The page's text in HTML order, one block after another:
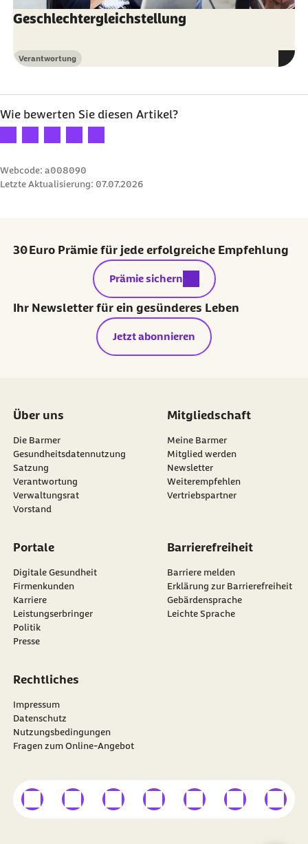
Geschlechtergleichstellung
Kategorie
Verantwortung
Wie bewerten Sie diesen Artikel?
Ihre Bewertung: 1 Stern
Ihre Bewertung: 2 Sterne
Ihre Bewertung: 3 Sterne
Ihre Bewertung: 4 Sterne
Ihre Bewertung: 5 Sterne
Webcode: a008090
Letzte Aktualisierung: 07.07.2026
30 Euro Prämie für jede erfolgreiche Empfehlung
externer Link:
Prämie sichern
Ihr Newsletter für ein gesünderes Leben
Jetzt abonnieren
Über uns
Die Barmer
Gesundheitsdatennutzung
Satzung
Verantwortung
Verwaltungsrat
Vorstand
Mitgliedschaft
Meine Barmer
Mitglied werden
Newsletter
externer Link:
Weiterempfehlen
Vertriebspartner
Portale
Digitale Gesundheit
Firmenkunden
Karriere
Leistungserbringer
Politik
Presse
Barrierefreiheit
Barriere melden
Erklärung zur Barrierefreiheit
Gebärdensprache
Leichte Sprache
Rechtliches
Impressum
Datenschutz
Nutzungsbedingungen
Fragen zum Online-Angebot
Besuchen Sie dieBARMER auf
externer Linkexterner Linkexterner Linkexterner Linkexterner Linkexterner Link